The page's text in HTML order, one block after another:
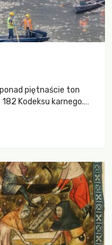
piętnaście ton
Kodeksu karnego.
śmierci rzeki.